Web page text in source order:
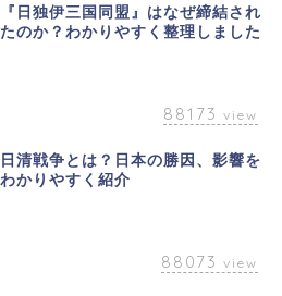
『日独伊三国同盟』はなぜ締結され
たのか？わかりやすく整理しました
88173 view
日清戦争とは？日本の勝因、影響を
わかりやすく紹介
88073 view